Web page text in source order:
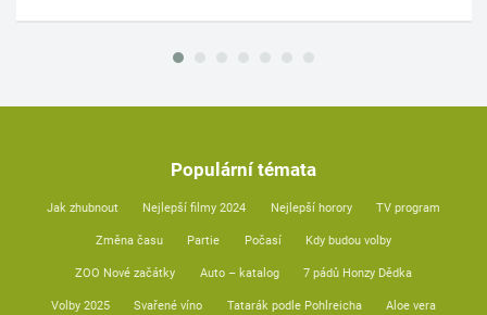
Populární témata
Jak zhubnout Nejlepší filmy 2024 Nejlepší horory TV program
Změna času Partie Počasí Kdy budou volby
ZOO Nové začátky Auto – katalog 7 pádů Honzy Dědka
Volby 2025 Svařené víno Tatarák podle Pohlreicha Aloe vera